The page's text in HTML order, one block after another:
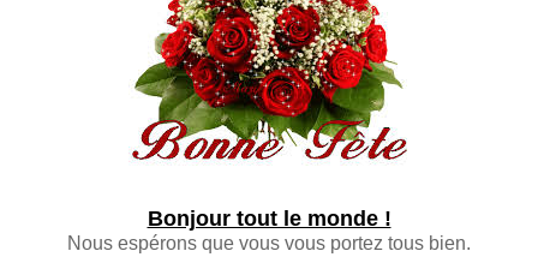
Bonjour tout le monde !
Nous espérons que vous vous portez tous bien.